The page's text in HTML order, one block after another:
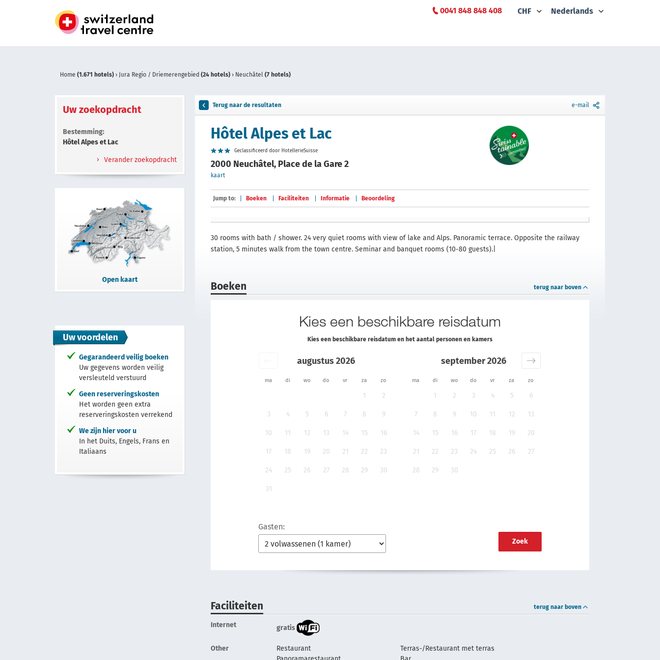
0041 848 848 408 CHF Nederlands
Home (1.671 hotels) › Jura Regio / Driemerengebied (24 hotels) › Neuchâtel (7 hotels)
Uw zoekopdracht
Bestemming:
Hôtel Alpes et Lac
Verander zoekopdracht
Open kaart
Uw voordelen
Gegarandeerd veilig boeken
Uw gegevens worden veilig
versleuteld verstuurd
Geen reserveringskosten
Het worden geen extra
reserveringskosten verrekend
We zijn hier voor u
In het Duits, Engels, Frans en
Italiaans
Terug naar de resultaten e-mail
Hôtel Alpes et Lac
Geclassificeerd door HotellerieSuisse
2000 Neuchâtel, Place de la Gare 2
kaart
Jump to: Boeken Faciliteiten Informatie Beoordeling
30 rooms with bath / shower. 24 very quiet rooms with view of lake and Alps. Panoramic terrace. Opposite the railway
station, 5 minutes walk from the town centre. Seminar and banquet rooms (10-80 guests).|
Boeken terug naar boven
Kies een beschikbare reisdatum
Kies een beschikbare reisdatum en het aantal personen en kamers
ma di wo do vr za zo ma di wo do vr za zo
augustus 2026
1 2
3 4 5 6 7 8 9
10 11 12 13 14 15 16
17 18 19 20 21 22 23
24 25 26 27 28 29 30
31
september 2026
1 2 3 4 5 6
7 8 9 10 11 12 13
14 15 16 17 18 19 20
21 22 23 24 25 26 27
28 29 30
Gasten:
Zoek
Faciliteiten terug naar boven
Internet gratis
Other Restaurant
Terras-/Restaurant met terras